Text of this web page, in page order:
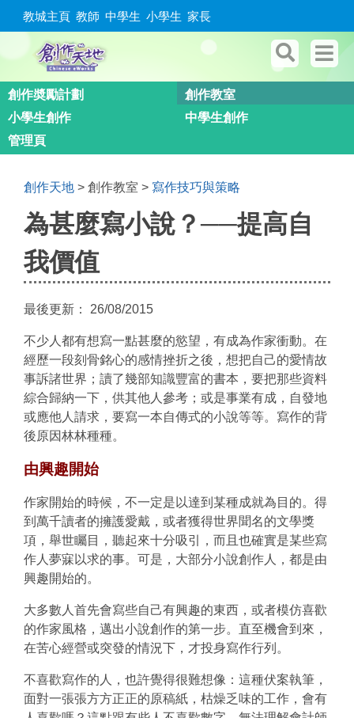
教城主頁 教師 中學生 小學生 家長
創作奬勵計劃
創作教室
小學生創作
中學生創作
管理頁
You are here
創作天地 > 創作教室 > 寫作技巧與策略
為甚麼寫小說？──提高自
我價值
最後更新： 26/08/2015
不少人都有想寫一點甚麼的慾望，有成為作家衝動。在
經歷一段刻骨銘心的感情挫折之後，想把自己的愛情故
事訴諸世界；讀了幾部知識豐富的書本，要把那些資料
綜合歸納一下，供其他人參考；或是事業有成，自發地
或應他人請求，要寫一本自傳式的小說等等。寫作的背
後原因林林種種。
由興趣開始
作家開始的時候，不一定是以達到某種成就為目的。得
到萬千讀者的擁護愛戴，或者獲得世界聞名的文學獎
項，舉世矚目，聽起來十分吸引，而且也確實是某些寫
作人夢寐以求的事。可是，大部分小說創作人，都是由
興趣開始的。
大多數人首先會寫些自己有興趣的東西，或者模仿喜歡
的作家風格，邁出小說創作的第一步。直至機會到來，
在苦心經營或突發的情況下，才投身寫作行列。
不喜歡寫作的人，也許覺得很難想像：這種伏案執筆，
面對一張張方方正正的原稿紙，枯燥乏味的工作，會有